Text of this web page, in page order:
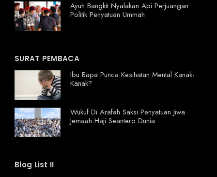
Ayuh Bangkit Nyalakan Api Perjuangan
Politik Penyatuan Ummah
SURAT PEMBACA
Ibu Bapa Punca Kesihatan Mental Kanak-
Kanak?
Wukuf Di Arafah Saksi Penyatuan Jiwa
Jemaah Haji Seantero Dunia
Blog List II